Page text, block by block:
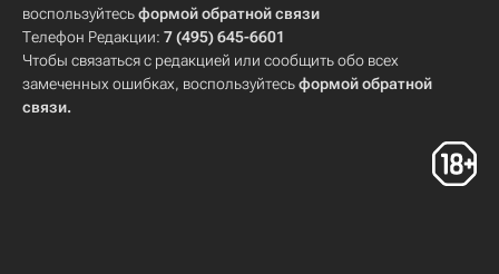
воспользуйтесьформой обратной связи
Телефон Редакции: 7 (495) 645-6601
Чтобы связаться с редакцией или сообщить обо всех
замеченных ошибках, воспользуйтесьформой обратной
связи.